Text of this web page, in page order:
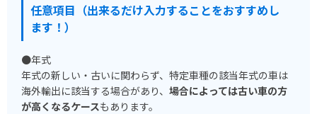
任意項目（出来るだけ入力することをおすすめし
ます！）
●年式
年式の新しい・古いに関わらず、特定車種の該当年式の車は
海外輸出に該当する場合があり、 場合によっては古い車の方
が高くなるケースもあります。